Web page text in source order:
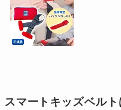
スマートキッズベル